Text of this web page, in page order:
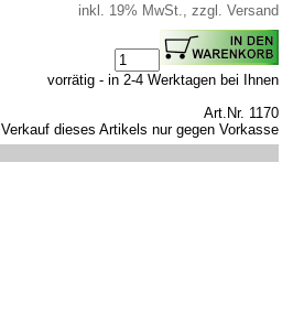
inkl. 19% MwSt., zzgl. Versand
vorrätig - in 2-4 Werktagen bei Ihnen
Art.Nr. 1170
Verkauf dieses Artikels nur gegen Vorkasse